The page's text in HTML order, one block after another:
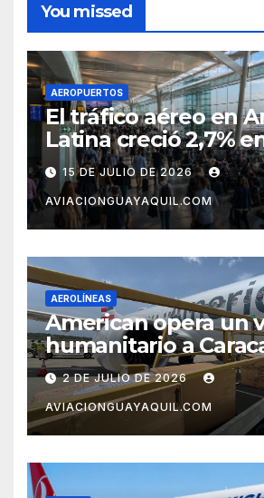
You missed
AEROPUERTOS
El tráfico aéreo en
Latina creció 2,7%
pero el mercado con
completa tres
caída
15 DE JULIO DE 2026
AVIACIONGUAYAQUIL.COM
AEROLÍNEAS
American opera un
humanitario a
terremoto en
2 DE JULIO DE 2026
AVIACIONGUAYAQUIL.COM